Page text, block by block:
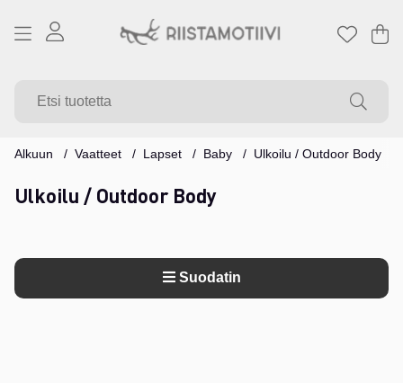
.
Alkuun Vaatteet Lapset Baby Ulkoilu / Outdoor Body
Ulkoilu / Outdoor Body
Suodatin